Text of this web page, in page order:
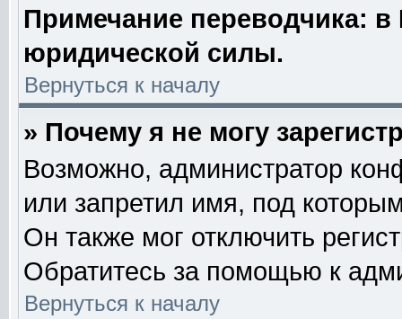
Примечание переводчика:
юридической силы.
Вернуться к началу
» Почему я не могу
Возможно, администратор
или запретил имя, под
Он также мог отключить
Обратитесь за помощью к
Вернуться к началу